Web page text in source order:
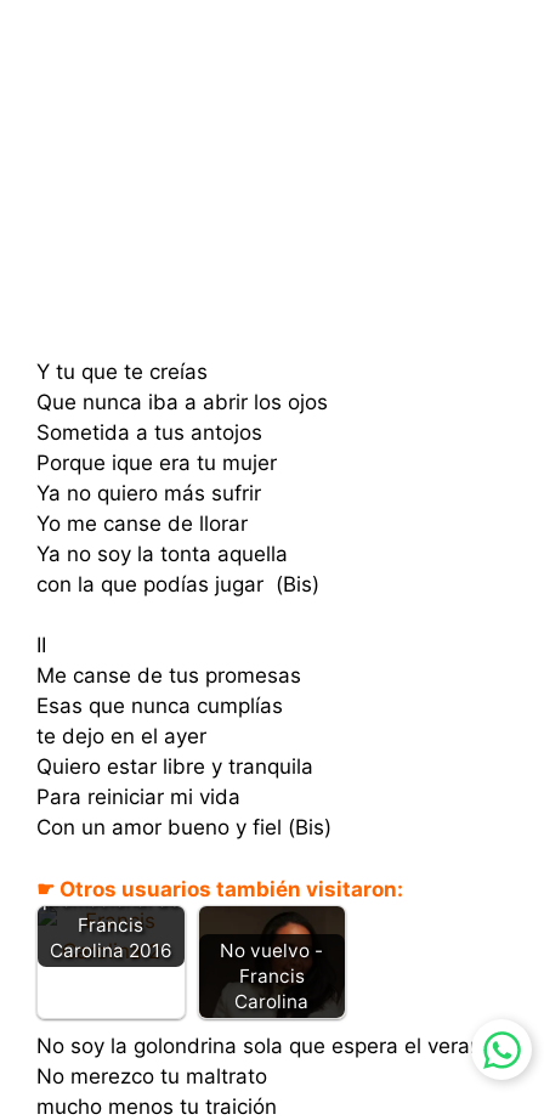
Y tu que te creías
Que nunca iba a abrir los ojos
Sometida a tus antojos
Porque ique era tu mujer
Ya no quiero más sufrir
Yo me canse de llorar
Ya no soy la tonta aquella
con la que podías jugar (Bis)
II
Me canse de tus promesas
Esas que nunca cumplías
te dejo en el ayer
Quiero estar libre y tranquila
Para reiniciar mi vida
Con un amor bueno y fiel (Bis)
☛ Otros usuarios también visitaron:
promocional de
Francis
Carolina 2016
No vuelvo -
Francis
Carolina
No soy la golondrina sola que espera el verano
No merezco tu maltrato
mucho menos tu traición